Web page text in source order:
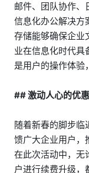
邮件、团队协作、
信息化办公解决方
存储能够确保企业
业在信息化时代具
是用户的操作体验
## 激动人心的优
随着新春的脚步临
馈广大企业用户，
在此次活动中，无
户进行续费升级，